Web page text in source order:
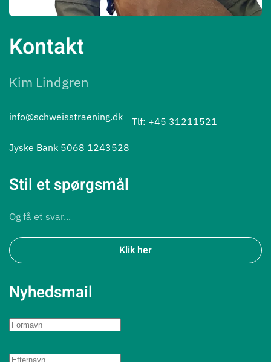
Kontakt
Kim Lindgren
info@schweisstraening.dk Tlf: +45 31211521
Jyske Bank 5068 1243528
Stil et spørgsmål
Og få et svar...
Klik her
Nyhedsmail